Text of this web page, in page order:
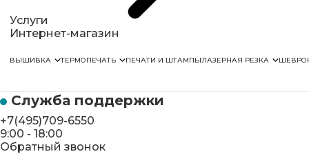
Услуги
Интернет-магазин
ВЫШИВКА ТЕРМОПЕЧАТЬ ПЕЧАТИ И ШТАМПЫЛАЗЕРНАЯ РЕЗКА
Служба поддержки
+7(495)709-6550
9:00 - 18:00
Обратный звонок